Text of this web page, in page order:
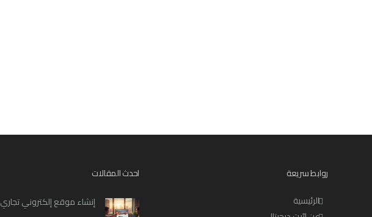
روابط سريعة
الرئيسية
احدث المقالات
إنشاء موقع إلكتروني تجاري